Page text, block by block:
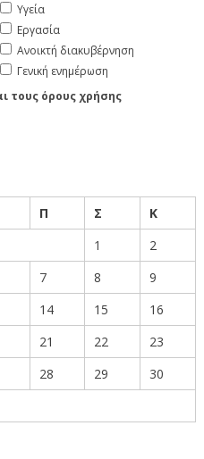
Υγεία
Εργασία
Ανοικτή διακυβέρνηση
Γενική ενημέρωση
τους όρους χρήσης
Π Σ
Κ
1
2
7 8
9
14 15
16
21 22
23
28 29
30